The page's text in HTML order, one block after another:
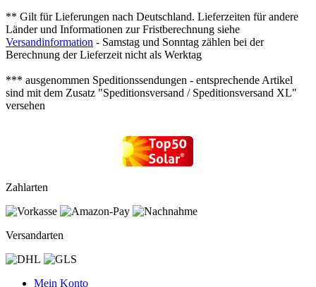
** Gilt für Lieferungen nach Deutschland. Lieferzeiten für andere
Länder und Informationen zur Fristberechnung siehe
Versandinformation - Samstag und Sonntag zählen bei der
Berechnung der Lieferzeit nicht als Werktag
*** ausgenommen Speditionssendungen - entsprechende Artikel
sind mit dem Zusatz "Speditionsversand / Speditionsversand XL"
versehen
Zahlarten
Versandarten
Mein Konto